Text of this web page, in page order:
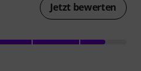
Jetzt bewerten